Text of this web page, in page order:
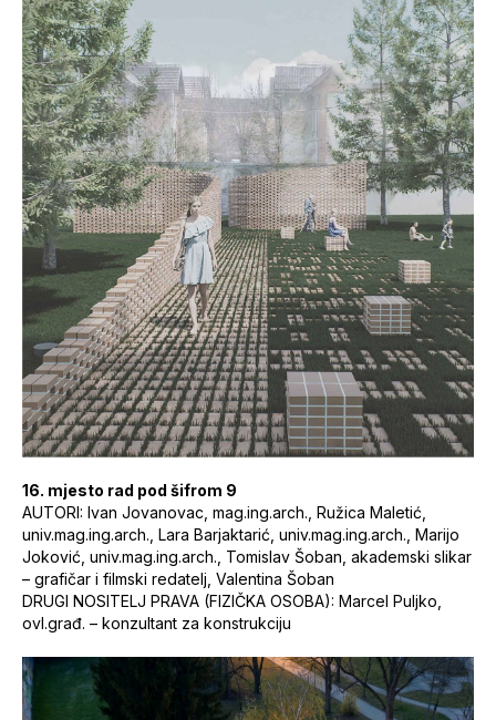
16. mjesto rad pod šifrom 9
AUTORI: Ivan Jovanovac, mag.ing.arch., Ružica Maletić,
univ.mag.ing.arch., Lara Barjaktarić, univ.mag.ing.arch., Marijo
Joković, univ.mag.ing.arch., Tomislav Šoban, akademski slikar
– grafičar i filmski redatelj, Valentina Šoban
DRUGI NOSITELJ PRAVA (FIZIČKA OSOBA): Marcel Puljko,
ovl.građ. – konzultant za konstrukciju